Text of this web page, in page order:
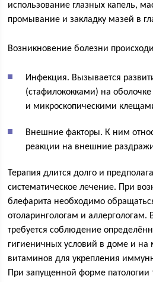
использование глазных капель,
промывание и закладку мазей в
Возникновение болезни
Инфекция. Вызывается
(стафилококками) на
и микроскопическими
Внешние факторы. К ним
реакции на внешние
Терапия длится долго и
систематическое лечение. При
блефарита необходимо
отоларингологам и аллергологам.
требуется соблюдение
гигиеничных условий в доме и на
витаминов для укрепления
При запущенной форме патологии